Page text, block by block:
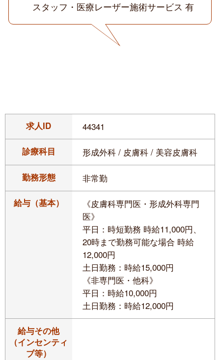
スタッフ・医療レーザー施術サービス 有
求人ID 44341
診療科目 形成外科 / 皮膚科 / 美容皮膚科
勤務形態 非常勤
給与（基本）
《皮膚科専門医・形成外科専門
医》
平日：時短勤務 時給11,000円、
20時まで勤務可能な場合 時給
12,000円
土日勤務：時給15,000円
《非専門医・他科》
平日：時給10,000円
土日勤務：時給12,000円
給与その他
（インセンティ
ブ等）